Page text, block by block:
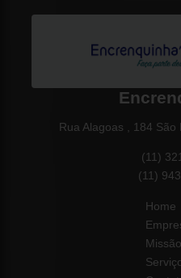
Rua Alagoas , 184
(11)
(11)
Home
Missão